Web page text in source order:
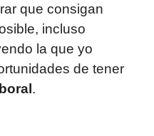
que consigan
incluso
la que yo
de tener
.